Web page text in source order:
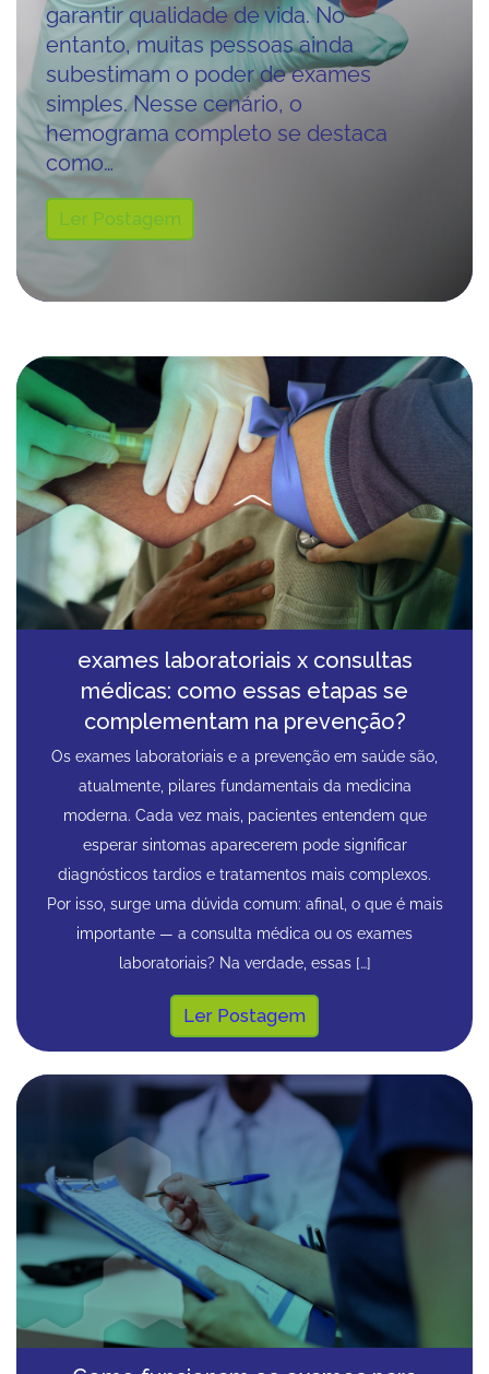
garantir qualidade de vida. No
entanto, muitas pessoas ainda
subestimam o poder de exames
simples. Nesse cenário, o
hemograma completo se destaca
como…
Ler Postagem
exames laboratoriais x consultas
médicas: como essas etapas se
complementam na prevenção?
Os exames laboratoriais e a prevenção em saúde são,
atualmente, pilares fundamentais da medicina
moderna. Cada vez mais, pacientes entendem que
esperar sintomas aparecerem pode significar
diagnósticos tardios e tratamentos mais complexos.
Por isso, surge uma dúvida comum: afinal, o que é mais
importante — a consulta médica ou os exames
laboratoriais? Na verdade, essas […]
Ler Postagem